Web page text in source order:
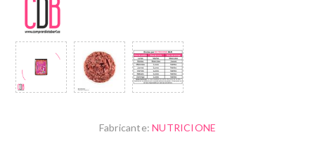
Fabricante: NUTRICIONE